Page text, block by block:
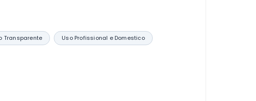
Transparente Uso Profissional e Domestico